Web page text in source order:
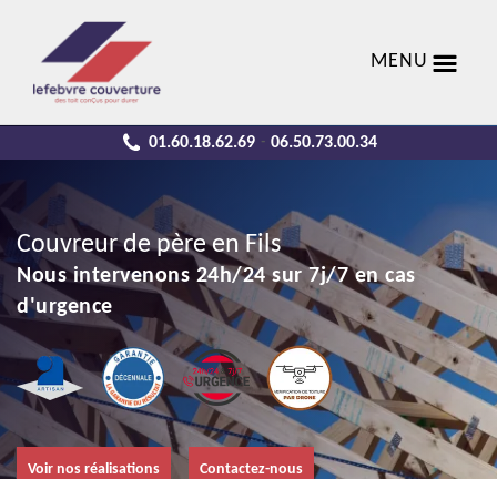
MENU
01.60.18.62.69 - 06.50.73.00.34
Couvreur de père en Fils
Nous intervenons 24h/24 sur 7j/7 en cas
d'urgence
Voir nos réalisations Contactez-nous